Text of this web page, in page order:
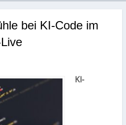
bei KI-Code im
KI-